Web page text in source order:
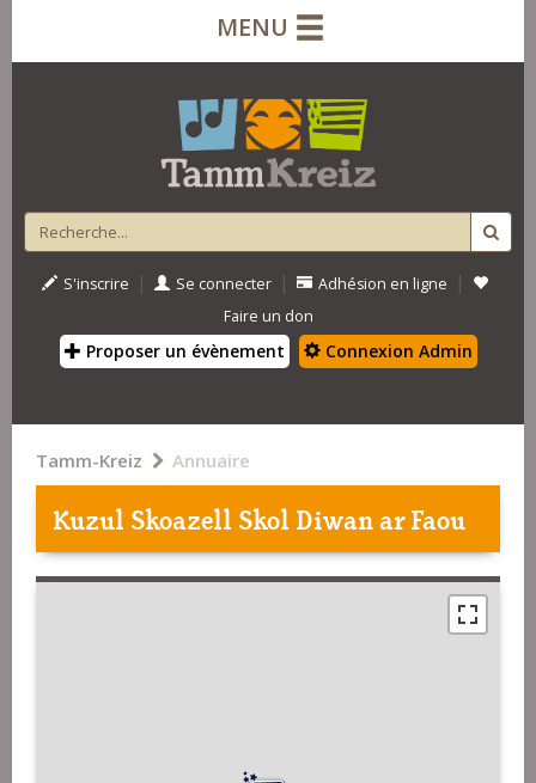
MENU
S'inscrire | Se connecter | Adhésion en ligne |
Faire un don
Proposer un évènement Connexion Admin
Tamm-Kreiz Annuaire
Kuzul Skoazell Skol Diwan ar Faou